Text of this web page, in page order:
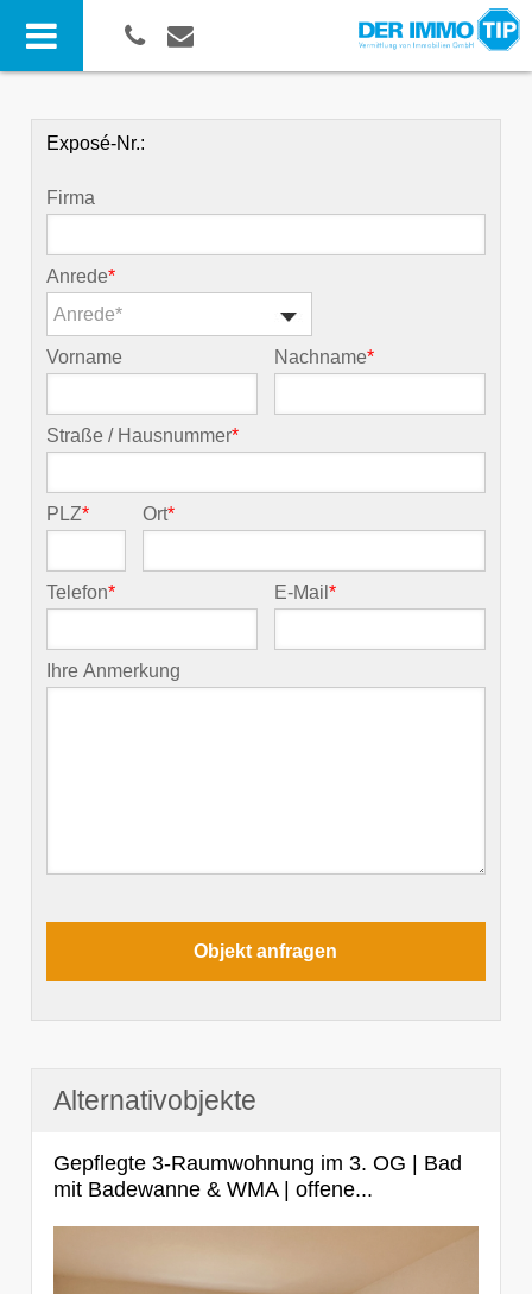
Exposé-Nr.:
Firma
Anrede*
Anrede*
Vorname Nachname*
Straße / Hausnummer*
PLZ* Ort*
Telefon* E-Mail*
Ihre Anmerkung
Alternativobjekte
Gepflegte 3-Raumwohnung im 3. OG | Bad
mit Badewanne & WMA | offene...